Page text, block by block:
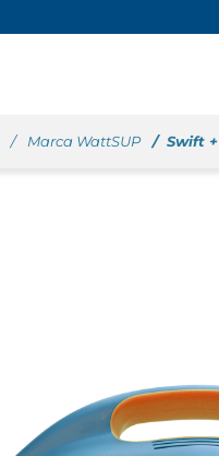
Marca WattSUP Swift +